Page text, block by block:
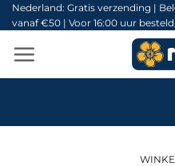
Ga
naar
inhoud
Nederland: Gratis verzending |
vanaf €50 | Voor 16:00 uur